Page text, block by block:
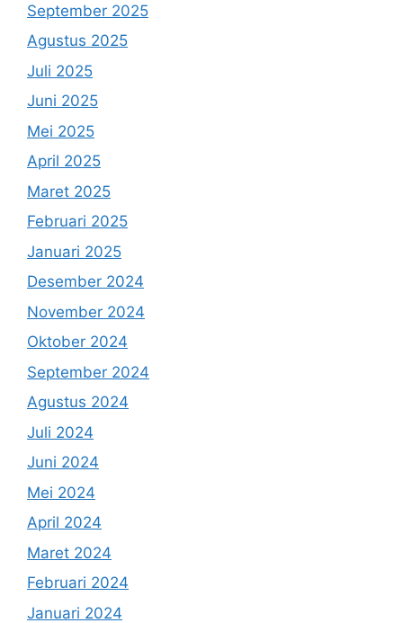
September 2025
Agustus 2025
Juli 2025
Juni 2025
Mei 2025
April 2025
Maret 2025
Februari 2025
Januari 2025
Desember 2024
November 2024
Oktober 2024
September 2024
Agustus 2024
Juli 2024
Juni 2024
Mei 2024
April 2024
Maret 2024
Februari 2024
Januari 2024